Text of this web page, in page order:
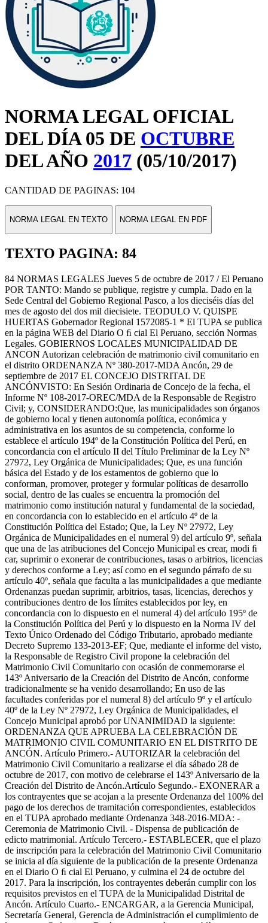
NORMA LEGAL OFICIAL
DEL DÍA 05 DE OCTUBRE
DEL AÑO 2017 (05/10/2017)
CANTIDAD DE PAGINAS: 104
NORMA LEGAL EN TEXTO NORMA LEGAL EN PDF
TEXTO PAGINA: 84
84 NORMAS LEGALES Jueves 5 de octubre de 2017 / El Peruano
POR TANTO: Mando se publique, registre y cumpla. Dado en la
Sede Central del Gobierno Regional Pasco, a los dieciséis días del
mes de agosto del dos mil diecisiete. TEODULO V. QUISPE
HUERTAS Gobernador Regional 1572085-1 * El TUPA se publica
en la página WEB del Diario O ﬁ cial El Peruano, sección Normas
Legales. GOBIERNOS LOCALES MUNICIPALIDAD DE
ANCON Autorizan celebración de matrimonio civil comunitario en
el distrito ORDENANZA Nº 380-2017-MDA Ancón, 29 de
septiembre de 2017 EL CONCEJO DISTRITAL DE
ANCÓNVISTO: En Sesión Ordinaria de Concejo de la fecha, el
Informe Nº 108-2017-OREC/MDA de la Responsable de Registro
Civil; y, CONSIDERANDO:Que, las municipalidades son órganos
de gobierno local y tienen autonomía política, económica y
administrativa en los asuntos de su competencia, conforme lo
establece el artículo 194º de la Constitución Política del Perú, en
concordancia con el artículo II del Título Preliminar de la Ley Nº
27972, Ley Orgánica de Municipalidades; Que, es una función
básica del Estado y de los estamentos de gobierno que lo
conforman, promover, proteger y formular políticas de desarrollo
social, dentro de las cuales se encuentra la promoción del
matrimonio como institución natural y fundamental de la sociedad,
en concordancia con lo establecido en el artículo 4º de la
Constitución Política del Estado; Que, la Ley Nº 27972, Ley
Orgánica de Municipalidades en el numeral 9) del artículo 9º, señala
que una de las atribuciones del Concejo Municipal es crear, modi ﬁ
car, suprimir o exonerar de contribuciones, tasas o arbitrios, licencias
y derechos conforme a Ley; así como en el segundo párrafo de su
artículo 40º, señala que faculta a las municipalidades a que mediante
Ordenanzas puedan suprimir, arbitrios, tasas, licencias, derechos y
contribuciones dentro de los límites establecidos por ley, en
concordancia con lo dispuesto en el numeral 4) del artículo 195º de
la Constitución Política del Perú y lo dispuesto en la Norma IV del
Texto Único Ordenado del Código Tributario, aprobado mediante
Decreto Supremo 133-2013-EF; Que, mediante el informe del visto,
la Responsable de Registro Civil propone la celebración del
Matrimonio Civil Comunitario con ocasión de conmemorarse el
143º Aniversario de la Creación del Distrito de Ancón, conforme
tradicionalmente se ha venido desarrollando; En uso de las
facultades conferidas por el numeral 8) del artículo 9º y el artículo
40º de la Ley Nº 27972, Ley Orgánica de Municipalidades, el
Concejo Municipal aprobó por UNANIMIDAD la siguiente:
ORDENANZA QUE APRUEBA LA CELEBRACIÓN DE
MATRIMONIO CIVIL COMUNITARIO EN EL DISTRITO DE
ANCÓN. Artículo Primero.- AUTORIZAR la celebración del
Matrimonio Civil Comunitario a realizarse el día sábado 28 de
octubre de 2017, con motivo de celebrarse el 143º Aniversario de la
Creación del Distrito de Ancón.Artículo Segundo.- EXONERAR a
los contrayentes que se acojan a la presente Ordenanza del 100% del
pago de los derechos de tramitación correspondientes, establecidos
en el TUPA aprobado mediante Ordenanza 348-2016-MDA: -
Ceremonia de Matrimonio Civil. - Dispensa de publicación de
edicto matrimonial. Artículo Tercero.- ESTABLECER, que el plazo
de inscripción para la celebración del Matrimonio Civil Comunitario
se inicia al día siguiente de la publicación de la presente Ordenanza
en el Diario O ﬁ cial El Peruano, y culmina el 24 de octubre del
2017. Para la inscripción, los contrayentes deberán cumplir con los
requisitos previstos en el TUPA de la Municipalidad Distrital de
Ancón. Artículo Cuarto.- ENCARGAR, a la Gerencia Municipal,
Secretaría General, Gerencia de Administración el cumplimiento de